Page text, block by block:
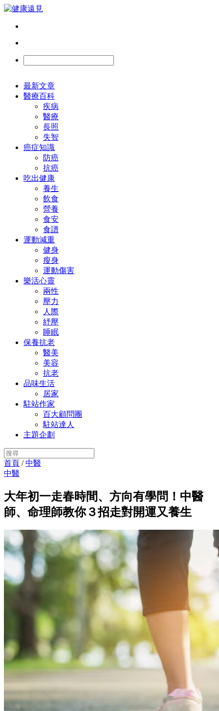
最新文章
醫療百科
疾病
醫療
長照
失智
癌症知識
防癌
抗癌
吃出健康
養生
飲食
營養
食安
食譜
運動減重
健身
瘦身
運動傷害
樂活心靈
兩性
壓力
人際
紓壓
睡眠
保養抗老
醫美
美容
抗老
品味生活
居家
駐站作家
百大顧問團
駐站達人
主題企劃
首頁 /中醫
中醫
大年初一走春時間、方向有學問！中醫
師、命理師教你３招走對開運又養生